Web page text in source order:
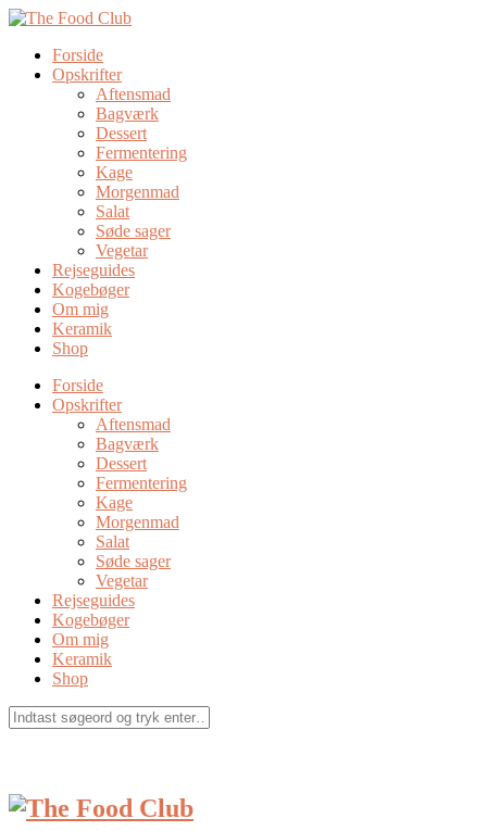
Forside
Opskrifter
Aftensmad
Bagværk
Dessert
Fermentering
Kage
Morgenmad
Salat
Søde sager
Vegetar
Rejseguides
Kogebøger
Om mig
Keramik
Shop
Forside
Opskrifter
Aftensmad
Bagværk
Dessert
Fermentering
Kage
Morgenmad
Salat
Søde sager
Vegetar
Rejseguides
Kogebøger
Om mig
Keramik
Shop